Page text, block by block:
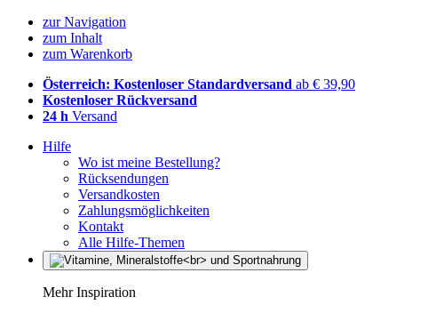
zur Navigation
zum Inhalt
zum Warenkorb
Österreich: Kostenloser Standardversand ab € 39,90
Kostenloser Rückversand
24 h Versand
Hilfe
Wo ist meine Bestellung?
Rücksendungen
Versandkosten
Zahlungsmöglichkeiten
Kontakt
Alle Hilfe-Themen
Mehr Inspiration